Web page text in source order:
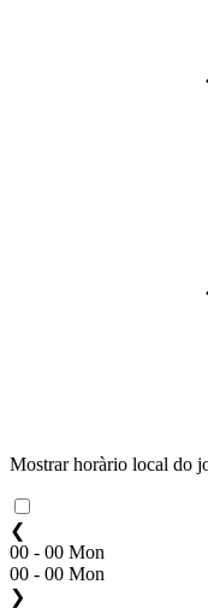
Mostrar horàrio local do
❮
00 - 00 Mon
00 - 00 Mon
❯